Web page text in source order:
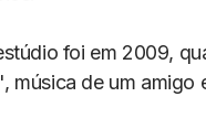
foi em 2009,
música de um amigo